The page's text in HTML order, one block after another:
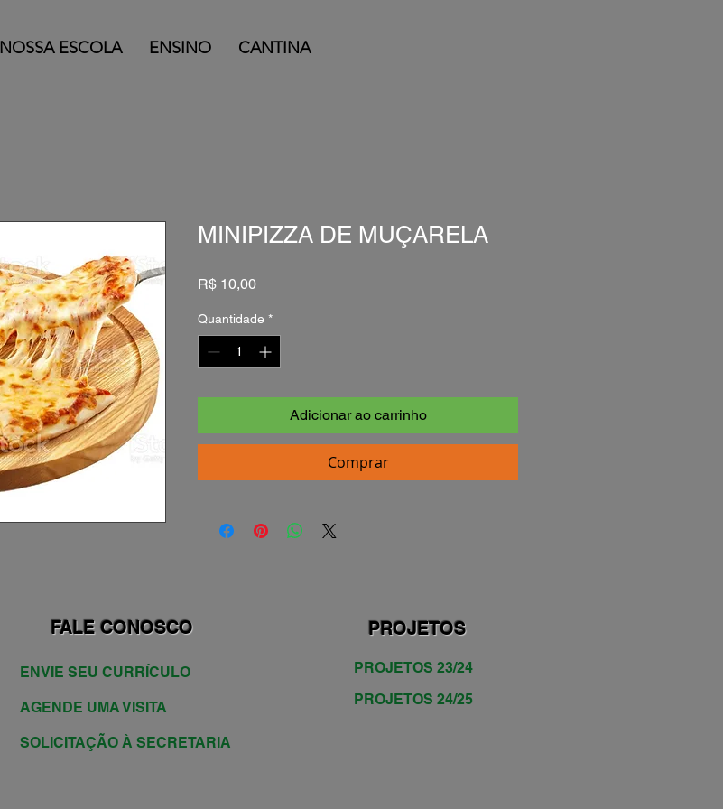
NOSSA ESCOLA ENSINO CANTINA
MINIPIZZA DE MUÇARELA
R$ 10,00Preço
Quantidade *
Adicionar ao carrinho
Comprar
FALE CONOSCO
ENVIE SEU CURRÍCULO
AGENDE UMA VISITA
SOLICITAÇÃO À SECRETARIA
PROJETOS
PROJETOS 23/24
PROJETOS 24/25